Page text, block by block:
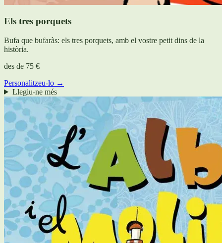
Els tres porquets
Bufa que bufaràs: els tres porquets, amb el vostre petit dins de la
història.
des de 75 €
Personalitzeu-lo →
Llegiu-ne més